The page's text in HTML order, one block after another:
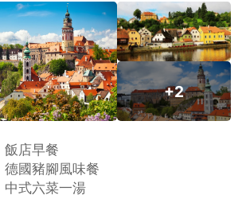
+2
飯店早餐
德國豬腳風味餐
中式六菜一湯